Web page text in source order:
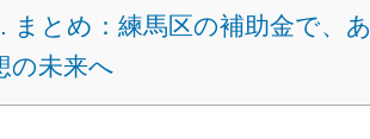
まとめ：練馬区の補助金で、
の未来へ